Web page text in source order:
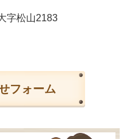
字松山2183
フォーム